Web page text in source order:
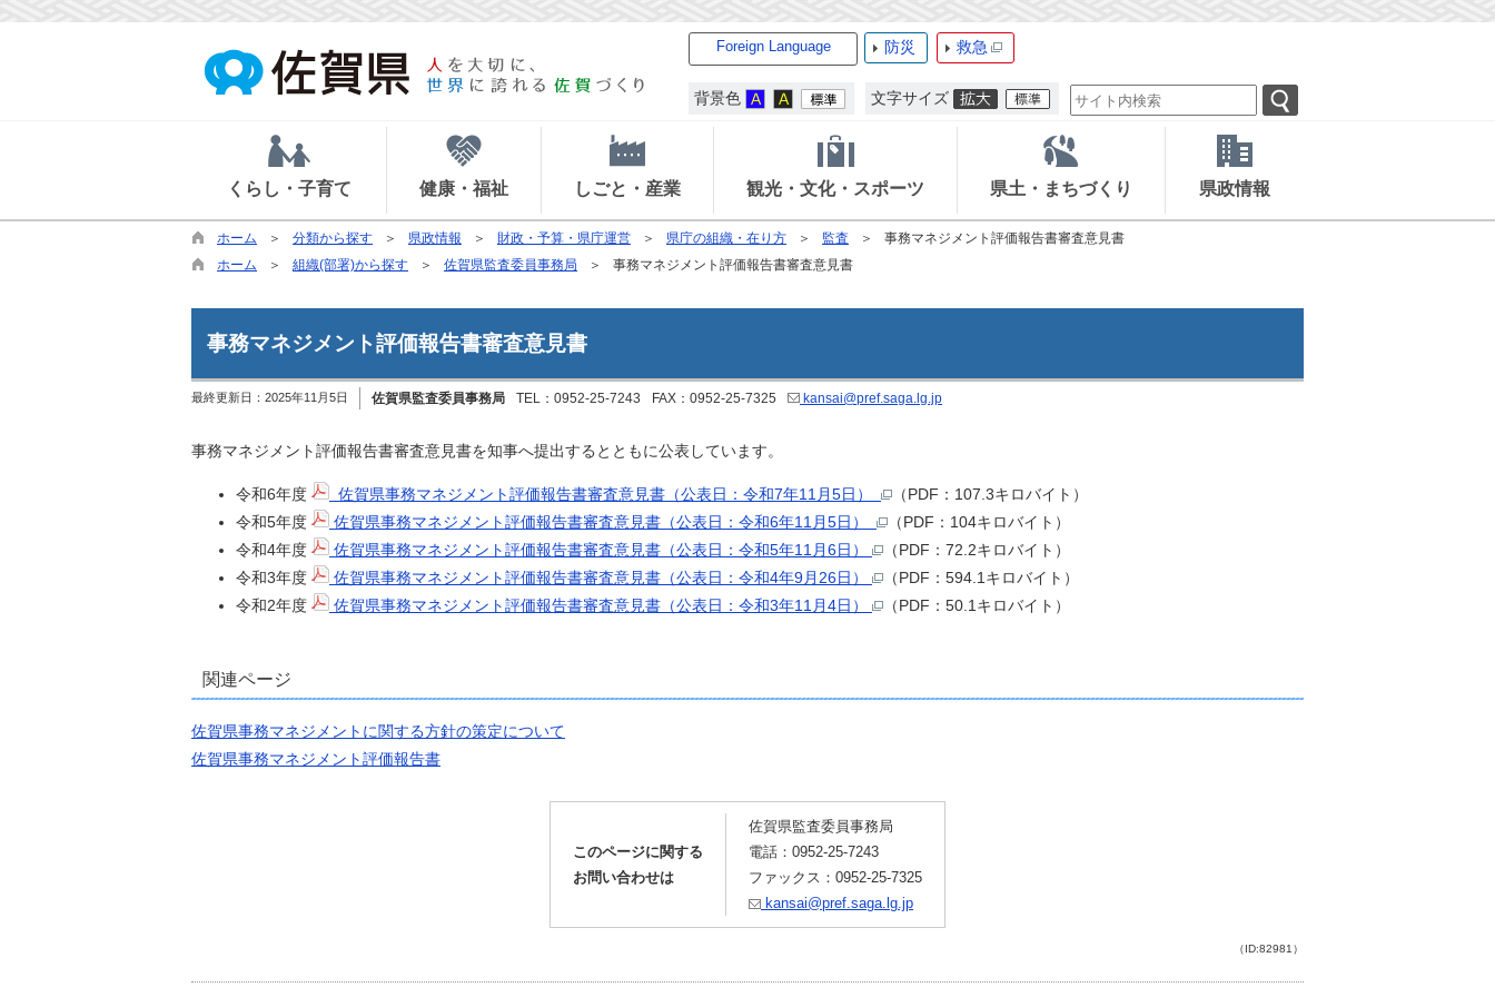
Foreign Language 防災 救急
背景色 文字サイズ
くらし・子育て 健康・福祉 しごと・産業 観光・文化・スポーツ 県土・まちづくり 県政情報
ホーム 分類から探す 県政情報 財政・予算・県庁運営 県庁の組織・在り方 監査
事務マネジメント評価報告書審査意見書
ホーム
組織(部署)から探す 佐賀県監査委員事務局 事務マネジメント評価報告書審査意見書
事務マネジメント評価報告書審査意見書
最終更新日： 2025年11月5日 佐賀県監査委員事務局 TEL：0952-25-7243 FAX：0952-25-7325 kansai@pref.saga.lg.jp
事務マネジメント評価報告書審査意見書を知事へ提出するとともに公表しています。
令和6年度 佐賀県事務マネジメント評価報告書審査意見書（公表日：令和7年11月5日）
（PDF：107.3キロバイト）
令和5年度
佐賀県事務マネジメント評価報告書審査意見書（公表日：令和6年11月5日）
（PDF：104キロバイト）
令和4年度
佐賀県事務マネジメント評価報告書審査意見書（公表日：令和5年11月6日）
（PDF：72.2キロバイト）
令和3年度
佐賀県事務マネジメント評価報告書審査意見書（公表日：令和4年9月26日）
（PDF：594.1キロバイト）
令和2年度
佐賀県事務マネジメント評価報告書審査意見書（公表日：令和3年11月4日） （PDF：50.1キロバイト）
関連ページ
佐賀県事務マネジメントに関する方針の策定について
佐賀県事務マネジメント評価報告書
このページに関する
お問い合わせは
佐賀県監査委員事務局
電話：0952-25-7243
ファックス：0952-25-7325
kansai@pref.saga.lg.jp
（ID:82981）